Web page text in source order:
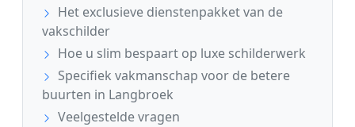
Het exclusieve dienstenpakket van de
vakschilder
Hoe u slim bespaart op luxe schilderwerk
Specifiek vakmanschap voor de betere
buurten in Langbroek
Veelgestelde vragen